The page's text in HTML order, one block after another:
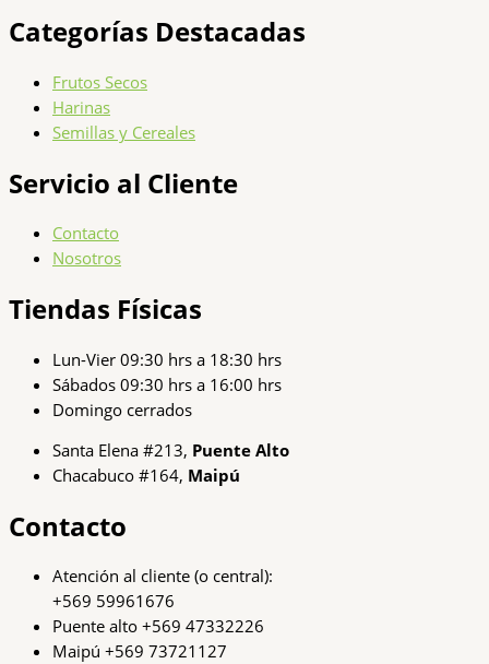
Categorías Destacadas
Frutos Secos
Harinas
Semillas y Cereales
Servicio al Cliente
Contacto
Nosotros
Tiendas Físicas
Lun-Vier 09:30 hrs a 18:30 hrs
Sábados 09:30 hrs a 16:00 hrs
Domingo cerrados
Santa Elena #213, Puente Alto
Chacabuco #164, Maipú
Contacto
Atención al cliente (o central):
+569 59961676
Puente alto +569 47332226
Maipú +569 73721127